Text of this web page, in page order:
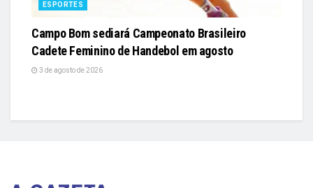
ESPORTES
Campo Bom sediará Campeonato Brasileiro
Cadete Feminino de Handebol em agosto
3 de agosto de 2026